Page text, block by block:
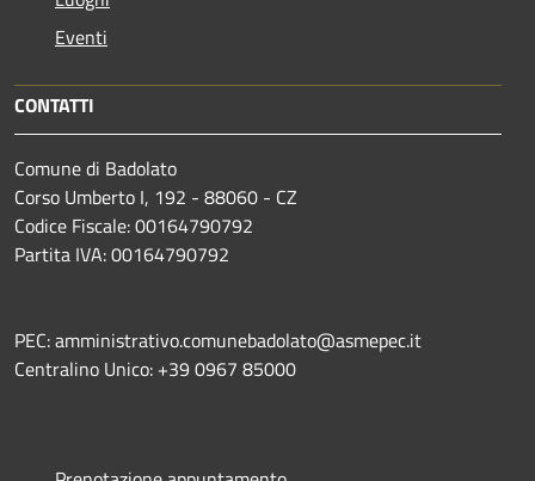
Eventi
CONTATTI
Comune di Badolato
Corso Umberto I, 192 - 88060 - CZ
Codice Fiscale: 00164790792
Partita IVA: 00164790792
PEC: amministrativo.comunebadolato@asmepec.it
Centralino Unico: +39 0967 85000